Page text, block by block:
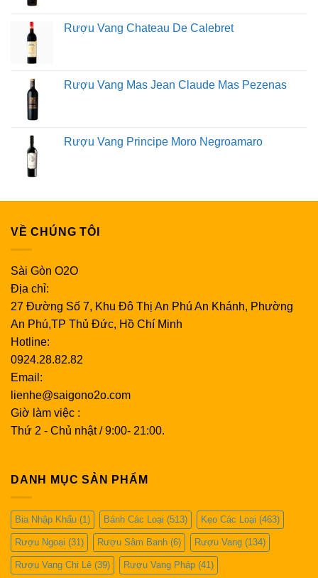
Rượu Vang Chateau De Calebret
Rượu Vang Mas Jean Claude Mas Pezenas
Rượu Vang Principe Moro Negroamaro
VỀ CHÚNG TÔI
Sài Gòn O2O
Địa chỉ:
27 Đường Số 7, Khu Đô Thị An Phú An Khánh, Phường
An Phú,TP Thủ Đức, Hồ Chí Minh
Hotline:
0924.28.82.82
Email:
lienhe@saigono2o.com
Giờ làm việc :
Thứ 2 - Chủ nhật / 9:00- 21:00.
DANH MỤC SẢN PHẨM
Bia Nhập Khẩu (1) Bánh Các Loại (513) Kẹo Các Loại (463)
Rượu Ngoại (31) Rượu Sâm Banh (6) Rượu Vang (134)
Rượu Vang Chi Lê (39) Rượu Vang Pháp (41)